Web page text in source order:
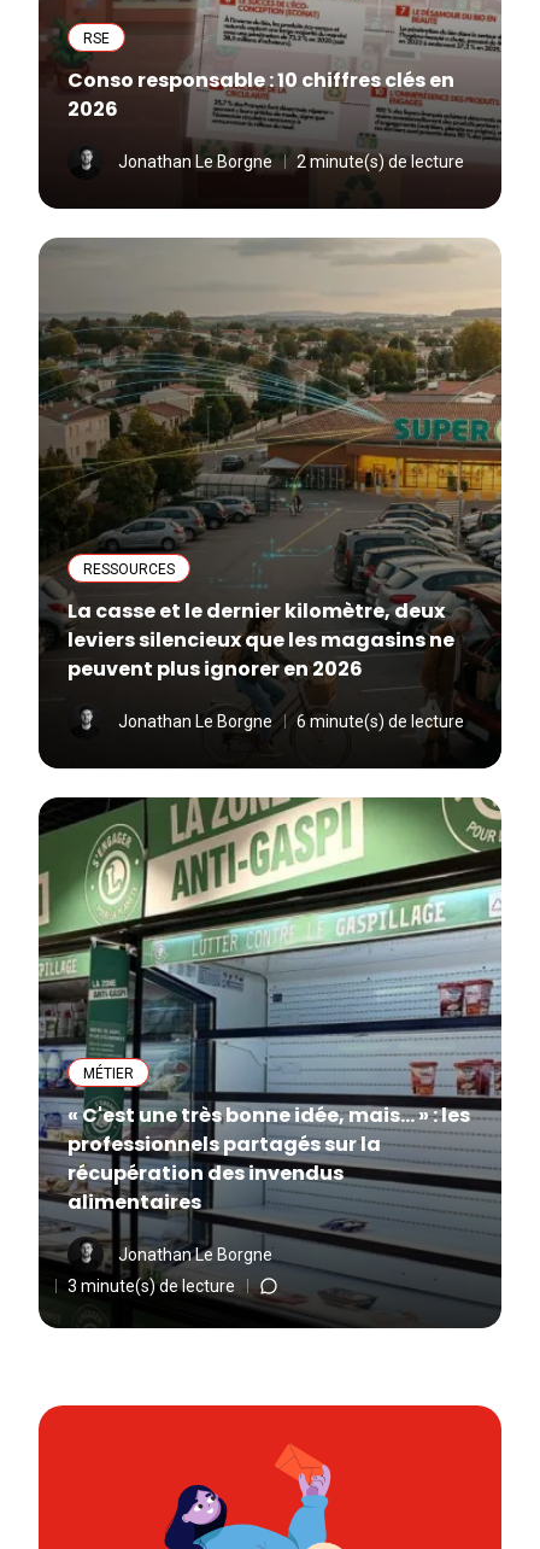
RSE
Conso responsable : 10 chiffres clés en
2026
Jonathan Le Borgne 2 minute(s) de lecture
RESSOURCES
La casse et le dernier kilomètre, deux
leviers silencieux que les magasins ne
peuvent plus ignorer en 2026
Jonathan Le Borgne 6 minute(s) de lecture
MÉTIER
« C'est une très bonne idée, mais... » : les
professionnels partagés sur la
récupération des invendus
alimentaires
Jonathan Le Borgne
3 minute(s) de lecture